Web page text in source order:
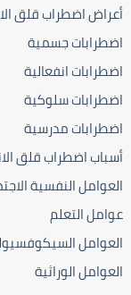
أعراض اضطراب قلق
اضطرابات جسمية
اضطرابات انفعالية
اضطرابات سلوكية
اضطرابات مدرسية
أسباب اضطراب قلق
العوامل النفسية
عوامل التعلم
العوامل
العوامل الوراثية